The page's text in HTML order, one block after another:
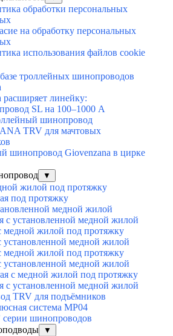
обработки персональных
на обработку персональных
использования файлов cookie
троллейных шинопроводов
расширяет линейку:
SL на 100–1000 А
шинопровод
TRV для мачтовых
шинопровод Giovenzana в цирке
▼
жилой под протяжку
под протяжку
медной жилой
с установленной медной жилой
медной жилой под протяжку
установленной медной жилой
медной жилой под протяжку
установленной медной жилой
с медной жилой под протяжку
с установленной медной жилой
TRV для подъёмников
система MP04
шинопроводов
▼